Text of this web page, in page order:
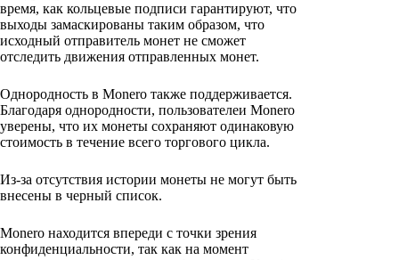
время, как кольцевые подписи гарантируют, что
выходы замаскированы таким образом, что
исходный отправитель монет не сможет
отследить движения отправленных монет.
Однородность в Monero также поддерживается.
Благодаря однородности, пользователеи Monero
уверены, что их монеты сохраняют одинаковую
стоимость в течение всего торгового цикла.
Из-за отсутствия истории монеты не могут быть
внесены в черный список.
Monero находится впереди с точки зрения
конфиденциальности, так как на момент